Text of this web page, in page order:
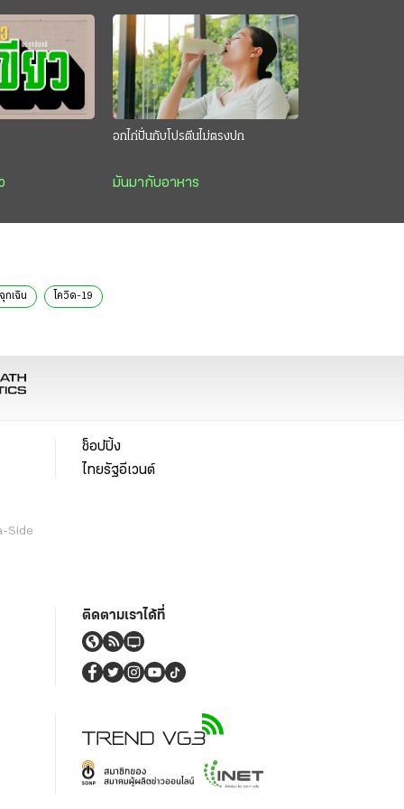
อกไก่ปั่นกับโปรตีนไม่ตรงปก
มันมากับอาหาร
กเฉิน โควิด-19
Side
ช็อปปิ้ง
ไทยรัฐอีเวนต์
ติดตามเราได้ที่